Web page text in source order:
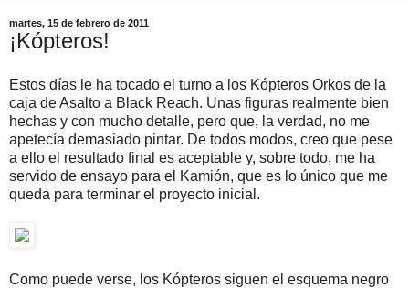
martes, 15 de febrero de 2011
¡Kópteros!
Estos días le ha tocado el turno a los Kópteros Orkos de la
caja de Asalto a Black Reach. Unas figuras realmente bien
hechas y con mucho detalle, pero que, la verdad, no me
apetecía demasiado pintar. De todos modos, creo que pese
a ello el resultado final es aceptable y, sobre todo, me ha
servido de ensayo para el Kamión, que es lo único que me
queda para terminar el proyecto inicial.
Como puede verse, los Kópteros siguen el esquema negro